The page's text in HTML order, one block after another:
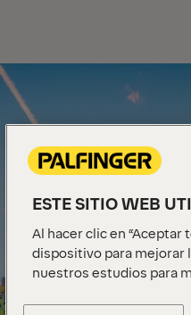
ESTE SITIO WEB
Al hacer clic en “Aceptar
dispositivo para mejorar
nuestros estudios para